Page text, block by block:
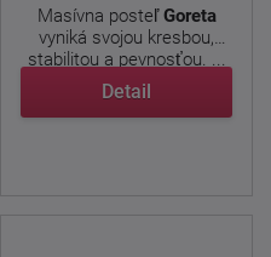
Masívna posteľGoreta
vyniká svojou kresbou,
stabilitou a pevnosťou. ...
Detail